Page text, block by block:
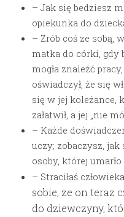
– Jak się bedziesz
opiekunka do
– Zrób coś ze sobą,
matka do córki, gdy
mogła znaleźć
oświadczył, że się
się w jej koleżance,
załatwił, a jej „nie
– Każde
uczy; zobaczysz, jak
osoby, której
– Straciłaś
sobie, ze on teraz
do dziewczyny,